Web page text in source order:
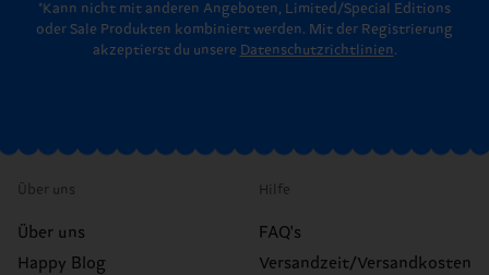
*Kann nicht mit anderen Angeboten, Limited/Special Editions
oder Sale Produkten kombiniert werden. Mit der Registrierung
akzeptierst du unsere Datenschutzrichtlinien.
Über uns
Über uns
Happy Blog
Hilfe
FAQ's
Versandzeit/Versandkosten